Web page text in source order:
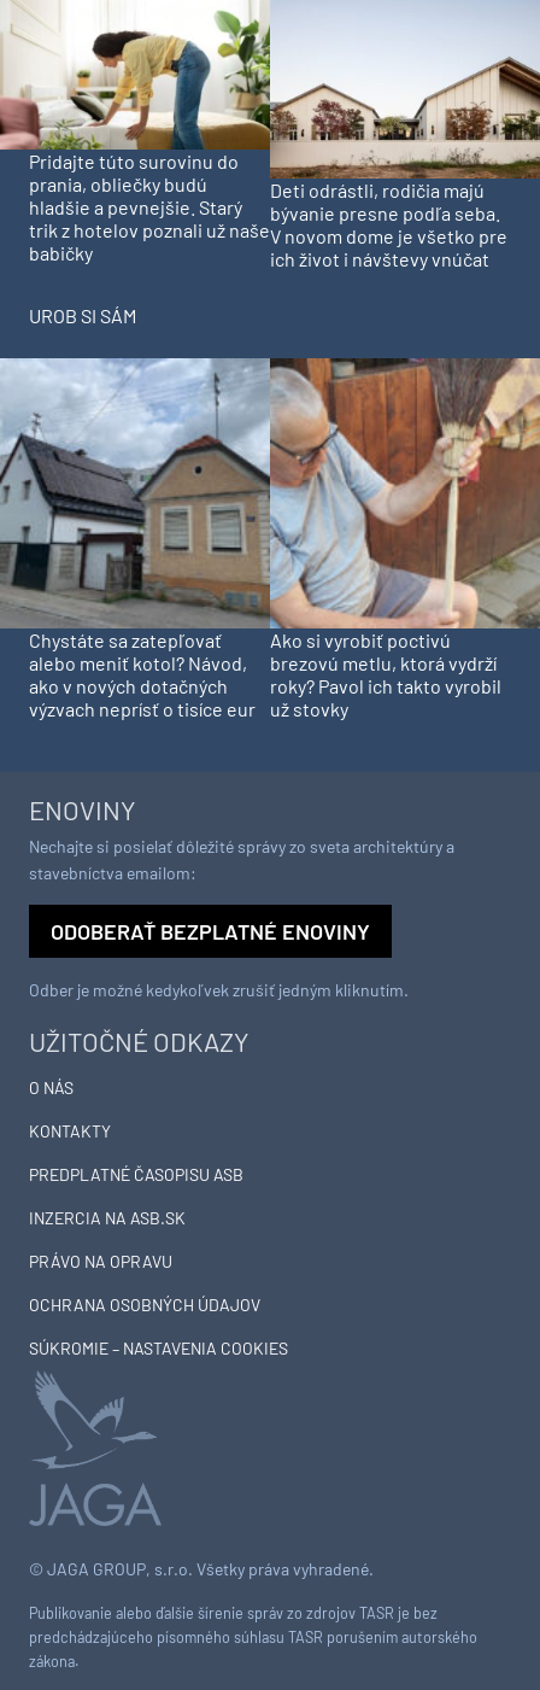
Pridajte túto surovinu do
prania, obliečky budú
hladšie a pevnejšie. Starý
trik z hotelov poznali už naše
babičky
Deti odrástli, rodičia majú
bývanie presne podľa seba.
V novom dome je všetko pre
ich život i návštevy vnúčat
UROB SI SÁM
Chystáte sa zatepľovať
alebo meniť kotol? Návod,
ako v nových dotačných
výzvach neprísť o tisíce eur
Ako si vyrobiť poctivú
brezovú metlu, ktorá vydrží
roky? Pavol ich takto vyrobil
už stovky
© JAGA GROUP, s.r.o. Všetky práva vyhradené.
Publikovanie alebo ďalšie šírenie správ zo zdrojov TASR je bez
predchádzajúceho písomného súhlasu TASR porušením autorského
zákona.
UŽITOČNÉ ODKAZY
O NÁS
KONTAKTY
PREDPLATNÉ ČASOPISU ASB
INZERCIA NA ASB.SK
PRÁVO NA OPRAVU
OCHRANA OSOBNÝCH ÚDAJOV
SÚKROMIE – NASTAVENIA COOKIES
ENOVINY
Nechajte si posielať dôležité správy zo sveta architektúry a
stavebníctva emailom:
ODOBERAŤ BEZPLATNÉ ENOVINY
Odber je možné kedykoľvek zrušiť jedným kliknutím.